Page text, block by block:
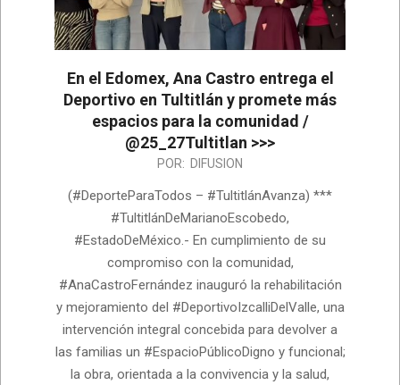
En el Edomex, Ana Castro entrega el
Deportivo en Tultitlán y promete más
espacios para la comunidad /
@25_27Tultitlan >>>
07-
POR: DIFUSION
(#DeporteParaTodos – #TultitlánAvanza) ***
#TultitlánDeMarianoEscobedo,
#EstadoDeMéxico.- En cumplimiento de su
compromiso con la comunidad,
#AnaCastroFernández inauguró la rehabilitación
y mejoramiento del #DeportivoIzcalliDelValle, una
intervención integral concebida para devolver a
las familias un #EspacioPúblicoDigno y funcional;
la obra, orientada a la convivencia y la salud,